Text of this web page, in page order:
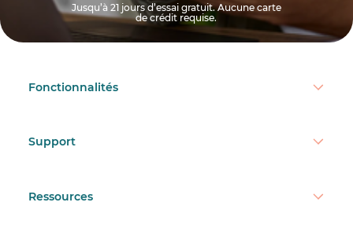
Jusqu’à 21 jours d’essai gratuit. Aucune carte
de crédit requise.
Fonctionnalités
Support
Ressources